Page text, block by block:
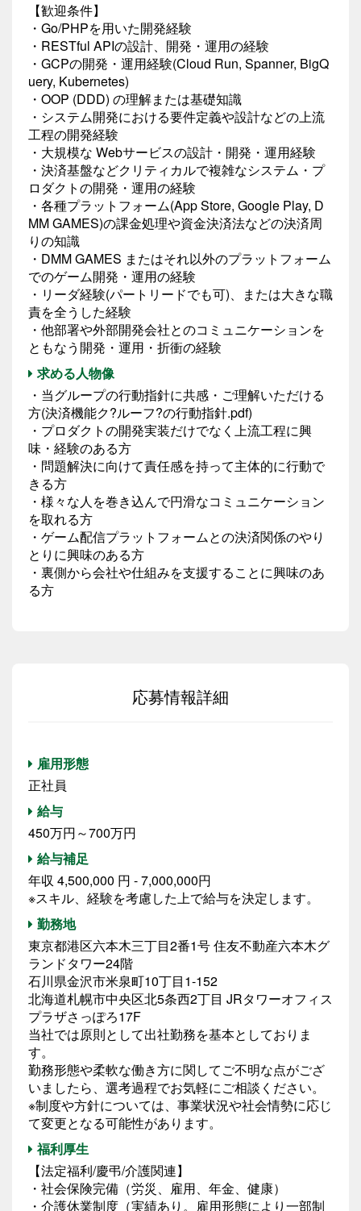
【歓迎条件】
・Go/PHPを用いた開発経験
・RESTful APIの設計、開発・運用の経験
・GCPの開発・運用経験(Cloud Run, Spanner, BigQ
uery, Kubernetes)
・OOP (DDD) の理解または基礎知識
・システム開発における要件定義や設計などの上流
工程の開発経験
・大規模な Webサービスの設計・開発・運用経験
・決済基盤などクリティカルで複雑なシステム・プ
ロダクトの開発・運用の経験
・各種プラットフォーム(App Store, Google Play, D
MM GAMES)の課金処理や資金決済法などの決済周
りの知識
・DMM GAMES またはそれ以外のプラットフォーム
でのゲーム開発・運用の経験
・リーダ経験(パートリードでも可)、または大きな職
責を全うした経験
・他部署や外部開発会社とのコミュニケーションを
ともなう開発・運用・折衝の経験
求める人物像
・当グループの行動指針に共感・ご理解いただける
方(決済機能ク?ルーフ?の行動指針.pdf)
・プロダクトの開発実装だけでなく上流工程に興
味・経験のある方
・問題解決に向けて責任感を持って主体的に行動で
きる方
・様々な人を巻き込んで円滑なコミュニケーション
を取れる方
・ゲーム配信プラットフォームとの決済関係のやり
とりに興味のある方
・裏側から会社や仕組みを支援することに興味のあ
る方
応募情報詳細
雇用形態
正社員
給与
450万円～700万円
給与補足
年収 4,500,000 円 - 7,000,000円
※スキル、経験を考慮した上で給与を決定します。
勤務地
東京都港区六本木三丁目2番1号 住友不動産六本木グ
ランドタワー24階
石川県金沢市米泉町10丁目1-152
北海道札幌市中央区北5条西2丁目 JRタワーオフィス
プラザさっぽろ17F
当社では原則として出社勤務を基本としておりま
す。
勤務形態や柔軟な働き方に関してご不明な点がござ
いましたら、選考過程でお気軽にご相談ください。
※制度や方針については、事業状況や社会情勢に応じ
て変更となる可能性があります。
福利厚生
【法定福利/慶弔/介護関連】
・社会保険完備（労災、雇用、年金、健康）
・介護休業制度（実績あり。雇用形態により一部制